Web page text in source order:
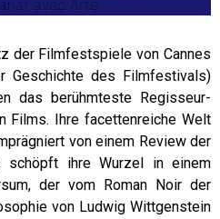
avec Arte
der Filmfestspiele von Cannes
Geschichte des Filmfestivals)
das berühmteste Regisseur-
Films. Ihre facettenreiche Welt
von einem Review der
schöpft ihre Wurzel in einem
der vom Roman Noir der
von Ludwig Wittgenstein